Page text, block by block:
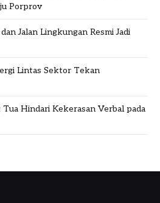
Porprov
Jalan Lingkungan Resmi Jadi
Lintas Sektor Tekan
Hindari Kekerasan Verbal pada